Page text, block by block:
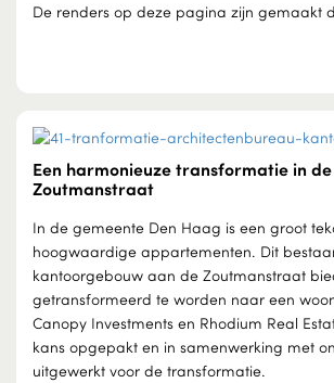
De renders op deze pagina zijn gemaakt
Een harmonieuze transformatie in de
Zoutmanstraat
In de gemeente Den Haag is een groot
hoogwaardige appartementen. Dit
kantoorgebouw aan de Zoutmanstraat
getransformeerd te worden naar een
Canopy Investments en Rhodium Real
kans opgepakt en in samenwerking met
uitgewerkt voor de transformatie.